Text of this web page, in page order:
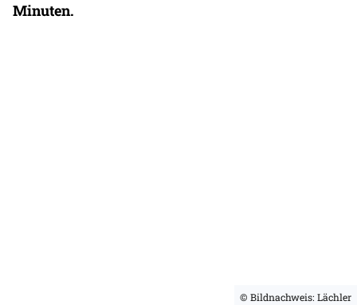
Minuten.
© Bildnachweis: Lächler